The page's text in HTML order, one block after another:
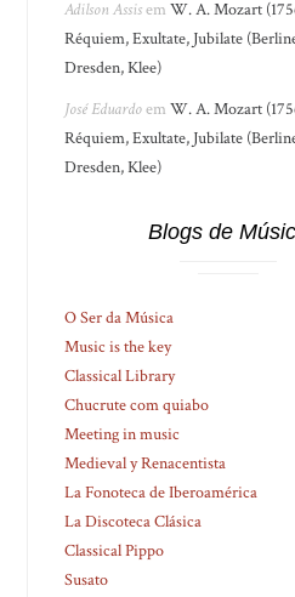
Adilson AssisemW. A. Mozart
Réquiem, Exultate, Jubilate
Dresden, Klee)
José EduardoemW. A. Mozart
Réquiem, Exultate, Jubilate
Dresden, Klee)
Blogs de
O Ser da Música
Music is the key
Classical Library
Chucrute com quiabo
Meeting in music
Medieval y Renacentista
La Fonoteca de Iberoamérica
La Discoteca Clásica
Classical Pippo
Susato